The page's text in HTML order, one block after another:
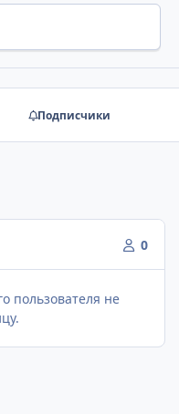
Подписчики
0
пользователя не